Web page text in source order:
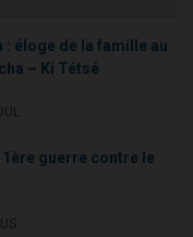
: éloge de la famille au
– Ki Tétsé
1ère guerre contre le